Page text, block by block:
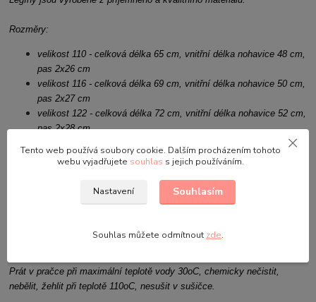
Rozměry:
velikost 110 - celková délka 65 cm, vnitřní délka nohavice 48 cm,
pas 2x26 cm
velikost 116 - celková délka 69 cm, vnitřní délka nohavice 50 cm,
pas 2x27 cm
velikost 122 - celková délka 72 cm, vnitřní délka nohavice 52 cm,
pas 2x28 cm
velikost 128 - celková délka 74 cm, vnitřní délka nohavice 55 cm,
pas 2x27 cm
velikost 140 - celková délka 79 cm, vnitřní délka nohavice 60 cm,
Prát v pračce při maximální teplotě vody 30oC, chemicky nečistit,
nebělit, žehlit při teplotě 110oC, nesušit v sušičce.
Tento web používá soubory cookie. Dalším procházením tohoto
webu vyjadřujete souhlas s jejich používáním.
Nastavení Souhlasím
Souhlas můžete odmítnout zde.